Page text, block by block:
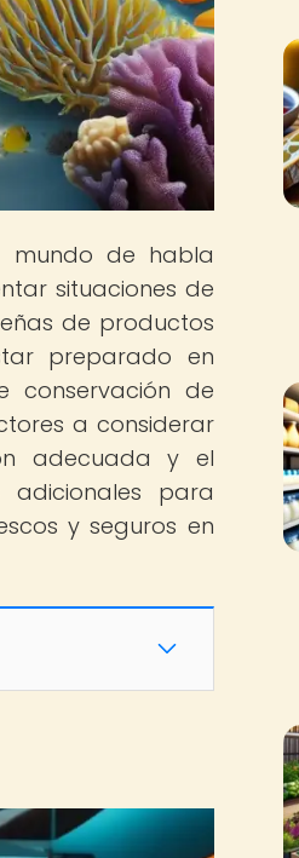
mundo de habla
situaciones de
de productos
preparado en
conservación de
a considerar
adecuada y el
adicionales para
y seguros en